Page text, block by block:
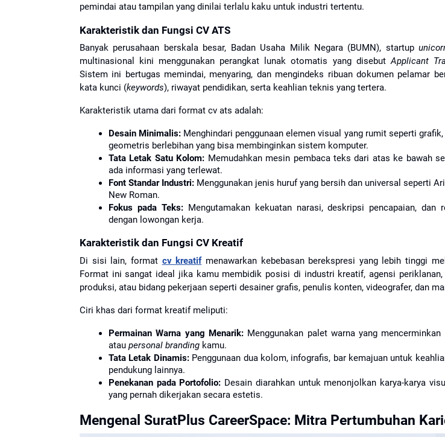
pemindai atau tampilan yang dinilai terlalu kaku untuk industri tertentu.
Karakteristik dan Fungsi CV ATS
Banyak perusahaan berskala besar, Badan Usaha Milik Negara (BUMN), startup
multinasional kini menggunakan perangkat lunak otomatis yang disebut Applicant
Sistem ini bertugas memindai, menyaring, dan mengindeks ribuan dokumen pelamar
kata kunci (keywords), riwayat pendidikan, serta keahlian teknis yang tertera.
Karakteristik utama dari format cv ats adalah:
Desain Minimalis: Menghindari penggunaan elemen visual yang rumit seperti
geometris berlebihan yang bisa membinginkan sistem komputer.
Tata Letak Satu Kolom: Memudahkan mesin pembaca teks dari atas ke bawah
ada informasi yang terlewat.
Font Standar Industri: Menggunakan jenis huruf yang bersih dan universal seperti
New Roman.
Fokus pada Teks: Mengutamakan kekuatan narasi, deskripsi pencapaian, dan
dengan lowongan kerja.
Karakteristik dan Fungsi CV Kreatif
Di sisi lain, format cv kreatif menawarkan kebebasan berekspresi yang lebih tinggi
Format ini sangat ideal jika kamu membidik posisi di industri kreatif, agensi periklanan,
produksi, atau bidang pekerjaan seperti desainer grafis, penulis konten, videografer, dan
Ciri khas dari format kreatif meliputi:
Permainan Warna yang Menarik: Menggunakan palet warna yang mencerminkan
atau personal branding kamu.
Tata Letak Dinamis: Penggunaan dua kolom, infografis, bar kemajuan untuk
pendukung lainnya.
Penekanan pada Portofolio: Desain diarahkan untuk menonjolkan karya-karya
yang pernah dikerjakan secara estetis.
Mengenal SuratPlus CareerSpace: Mitra Pertumbuhan